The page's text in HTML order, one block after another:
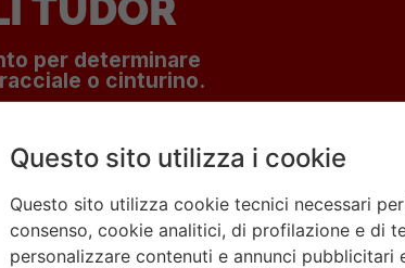
per determinare
o cinturino.
Questo sito utilizza i cookie
Questo sito utilizza cookie tecnici necessari
consenso, cookie analitici, di profilazione e di
personalizzare contenuti e annunci